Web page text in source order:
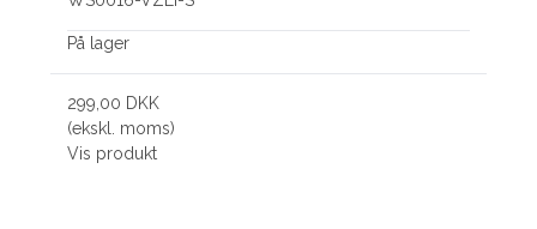
På lager
299,00 DKK
(ekskl. moms)
Vis produkt